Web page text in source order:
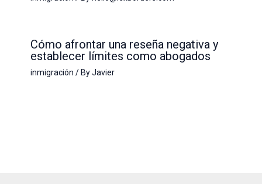
Cómo afrontar una reseña negativa y
establecer límites como abogados
inmigración / ByJavier